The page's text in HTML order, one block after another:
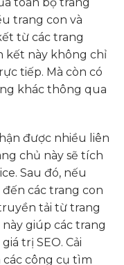
trang con và
từ các trang
kết này không chỉ
tiếp. Mà còn có
khác thông qua
được nhiều liên
chủ này sẽ tích
Sau đó, nếu
các trang con
tải từ trang
giúp các trang
trị SEO. Cải
công cụ tìm